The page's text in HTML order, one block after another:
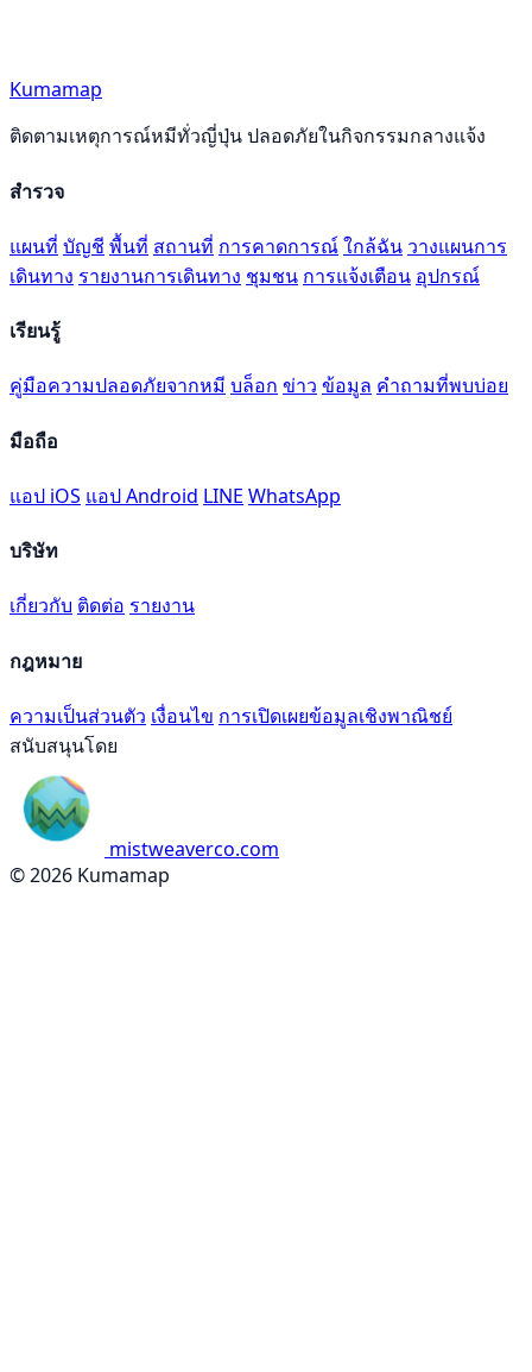
Kumamap
ติดตามเหตุการณ์หมีทั่วญี่ปุ่น ปลอดภัยในกิจกรรมกลางแจ้ง
สำรวจ
แผนที่ บัญชี พื้นที่ สถานที่ การคาดการณ์ใกล้ฉัน วางแผนการ
เดินทาง รายงานการเดินทาง ชุมชน การแจ้งเตือน อุปกรณ์
เรียนรู้
คู่มือความปลอดภัยจากหมี บล็อก ข่าว ข้อมูล คำถามที่พบบ่อย
มือถือ
แอป iOS แอป Android LINE WhatsApp
บริษัท
เกี่ยวกับ ติดต่อ รายงาน
กฎหมาย
ความเป็นส่วนตัว เงื่อนไข การเปิดเผยข้อมูลเชิงพาณิชย์
สนับสนุนโดย
mistweaverco.com
© 2026 Kumamap